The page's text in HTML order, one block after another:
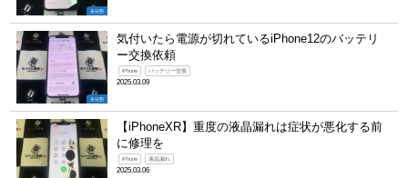
未分類
未分類
気付いたら電源が切れているiPhone12のバッテリ
ー交換依頼
iPhone バッテリー交換
2025.03.09
【iPhoneXR】重度の液晶漏れは症状が悪化する前
に修理を
iPhone 液晶漏れ
2025.03.06